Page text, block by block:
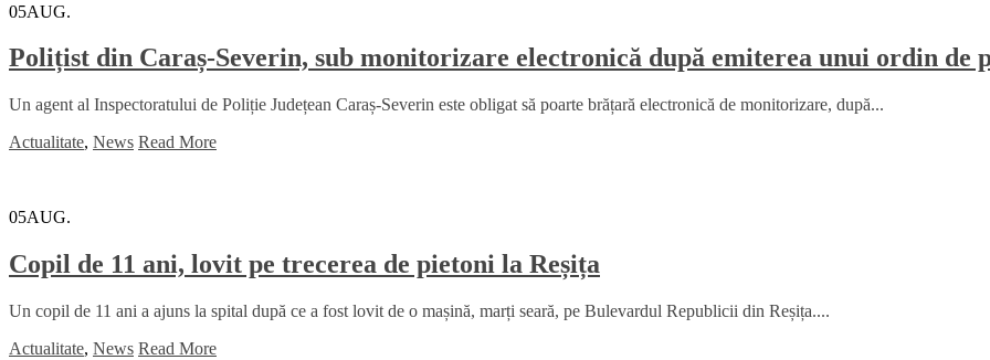
05AUG.
Polițist din Caraș-Severin, sub monitorizare electronică după emiterea unui ordin de
Un agent al Inspectoratului de Poliție Județean Caraș-Severin este obligat să poarte brățară electronică de monitorizare, după...
Actualitate, News Read More
05AUG.
Copil de 11 ani, lovit pe trecerea de pietoni la Reșița
Un copil de 11 ani a ajuns la spital după ce a fost lovit de o mașină, marți seară, pe Bulevardul Republicii din Reșița....
Actualitate, News Read More